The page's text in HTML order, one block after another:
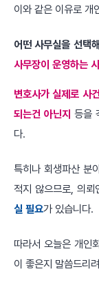
이와 같은 이유로 개
어떤 사무실을 선택
사무장이 운영하는
변호사가 실제로 사
되는건 아닌지 등을
다.
특히나 회생파산 분
적지 않으므로, 의뢰
실 필요가 있습니다.
따라서 오늘은 개인
이 좋은지 말씀드리